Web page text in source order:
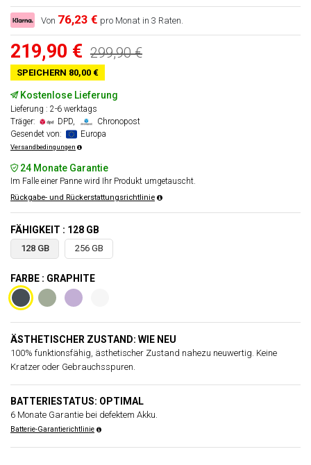
Von 76,23 € pro Monat in 3 Raten.
219,90 € 299,90 €
SPEICHERN 80,00 €
Kostenlose Lieferung
Lieferung : 2-6 werktags
Träger:
DPD,
Chronopost
Gesendet von:
Europa
Versandbedingungen
24 Monate Garantie
Im Falle einer Panne wird Ihr Produkt umgetauscht.
Rückgabe- und Rückerstattungsrichtlinie
FÄHIGKEIT : 128 GB
128 GB 256 GB
FARBE : GRAPHITE
ÄSTHETISCHER ZUSTAND: WIE NEU
100% funktionsfähig, ästhetischer Zustand nahezu neuwertig. Keine
Kratzer oder Gebrauchsspuren.
BATTERIESTATUS: OPTIMAL
6 Monate Garantie bei defektem Akku.
Batterie-Garantierichtlinie